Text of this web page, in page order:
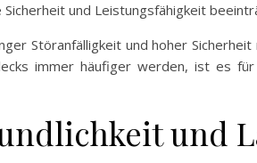
und Leistungsfähigkeit
Störanfälligkeit und hoher
immer häufiger werden, ist es
und